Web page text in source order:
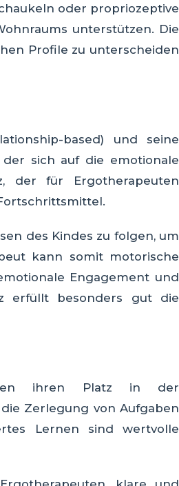
oder propriozeptive
unterstützen. Die
Profile zu unterscheiden
based) und seine
sich auf die emotionale
der für Ergotherapeuten
des Kindes zu folgen, um
kann somit motorische
Engagement und
erfüllt besonders gut die
ihren Platz in der
Zerlegung von Aufgaben
Lernen sind wertvolle